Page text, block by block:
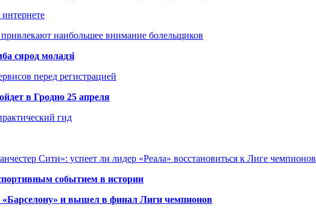
наибольшее внимание болельщиков
сярод моладзі
перед регистрацией
в Гродно 25 апреля
гид
Сити»: успеет ли лидер «Реала» восстановиться к Лиге чемпионов
событием в истории
и вышел в финал Лиги чемпионов